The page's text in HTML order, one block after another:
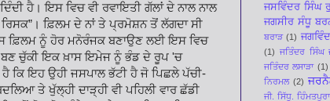
ਹੈ। ਇਸ ਵਿਚ ਵੀ ਰਵਾਇਤੀ ਗੱਲਾਂ ਦੇ ਨਾਲ ਨਾਲ
ਫ਼ਿਲਮ ਦੇ ਨਾਂ ਤੇ ਪ੍ਰਮੋਸ਼ਨ ਤੋਂ ਲੱਗਦਾ ਸੀ
ਫ਼ਿਲਮ ਨੂੰ ਹੋਰ ਮਨੋਰੰਜਕ ਬਣਾਉਣ ਲਈ ਇਸ ਵਿਚ
ਬਣ ਚੁੱਕੀ ਇਕ ਖ਼ਾਸ ਇਮੇਜ ਨੂੰ ਭੰਡ ਦੇ ਰੂਪ 'ਚ
ਕਿ ਇਹ ਉਹੀ ਜਸਪਾਲ ਭੱਟੀ ਹੈ ਜੋ ਪਿਛਲੇ ਪੱਚੀ-
ਤੇ ਖੁੱਲ੍ਹੀ ਦਾੜ੍ਹੀ ਵੀ ਪਹਿਲੀ ਵਾਰ ਛੱਡੀ
ਜਸਵਿੰਦਰ ਸਿੰਘ
ਜਗਸੀਰ ਸੰਧੂ
ਬਰਾੜ (1)
(1) ਜਤਿੰਦਰ ਸਿੰਘ
ਜਤਿੰਦਰ ਲਸਾੜਾ (1)
ਨਿਰਮਲ (2)
ਜੀ. ਸਿੱਧੂ. ਹਿੰਮਤਪੁਰਾ